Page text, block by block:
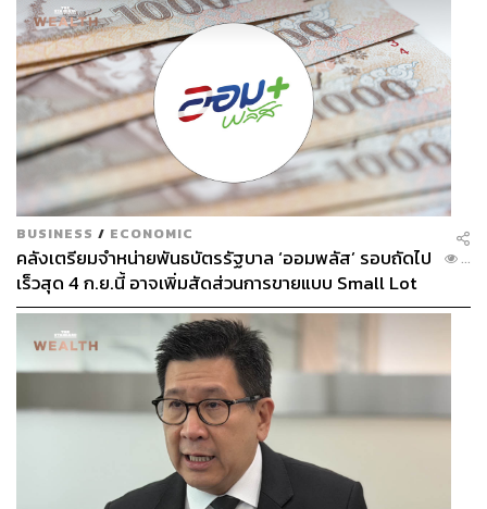
BUSINESS / ECONOMIC
คลังเตรียมจำหน่ายพันธบัตรรัฐบาล ‘ออมพลัส’ รอบถัดไป
เร็วสุด 4 ก.ย.นี้ อาจเพิ่มสัดส่วนการขายแบบ Small Lot
First มากขึ้น
...